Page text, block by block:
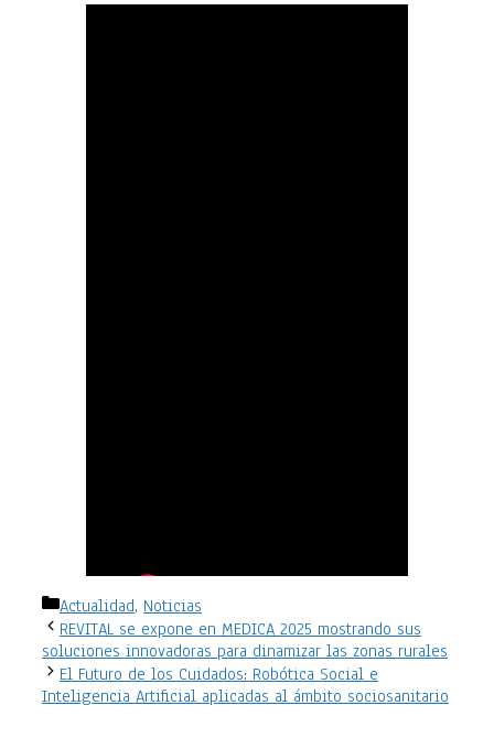
Categorías
Actualidad, Noticias
REVITAL se expone en MEDICA 2025 mostrando sus
soluciones innovadoras para dinamizar las zonas rurales
El Futuro de los Cuidados: Robótica Social e
Inteligencia Artificial aplicadas al ámbito sociosanitario